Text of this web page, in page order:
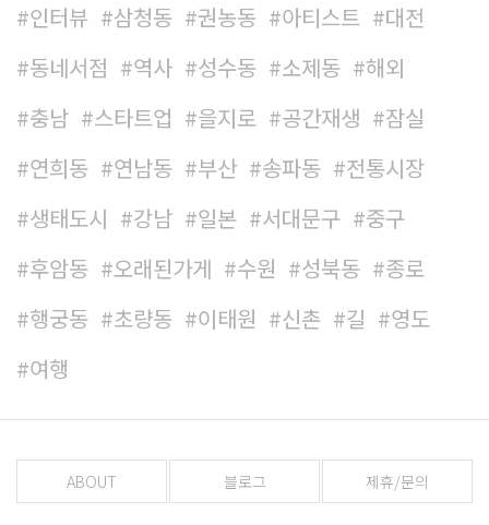
인터뷰
삼청동 권농동 아티스트
대전
동네서점
역사 성수동 소제동
해외
충남
스타트업 을지로 공간재생
잠실
연희동
연남동 부산 송파동
전통시장
생태도시
강남 일본 서대문구
중구
후암동
오래된가게 수원 성북동
종로
행궁동
초량동 이태원 신촌 길
영도
여행
ABOUT 블로그 제휴/문의